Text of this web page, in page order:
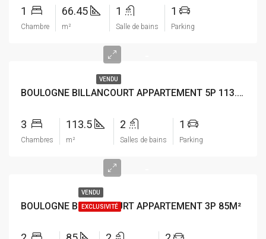
1
Chambre
66.45
m²
1
Salle de bains
1
Parking
VENDU
BOULOGNE BILLANCOURT APPARTEMENT 5P 113.5M²
3
Chambres
113.5
m²
2
Salles de bains
1
Parking
VENDU
EXCLUSIVITÉ
BOULOGNE BILLANCOURT APPARTEMENT 3P 85M²